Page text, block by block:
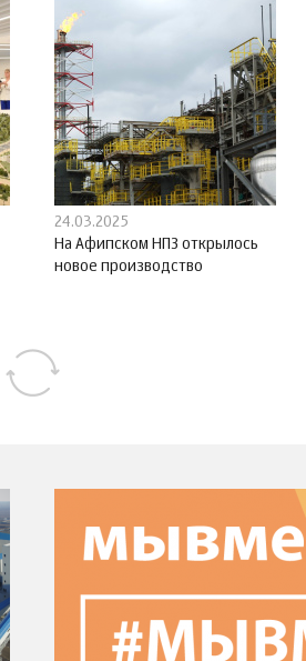
24.03.2025
На Афипском НПЗ открылось
новое производство